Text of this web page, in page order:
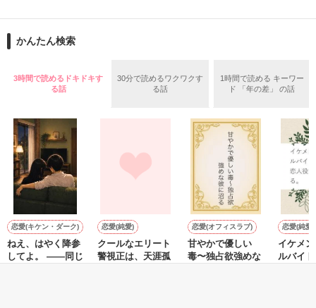
2026.6.5～2026.7.25
＊以前、公開していた話の改稿版です＊
作品を読む
ションの企画戦略室で働いている。
めた、同期で恋人の石垣守（26）がいるのだが、後輩の姫原由
いた。
守と由羅から『便利屋雛子』と馬鹿にされ、一人こっそり泣い
た上、同居まで提案してきて──？
鷹哉『宜しくな、俺の雛子』🦅
雛子『俺の……ひぃ、雛子？！！！』🐥
シゴデキで冷徹な上司が見せる素顔は、なぜか想像以上に甘く
※表紙も作中使用の画像も全てフリー素材です。
※執筆期間2026.6.3〜7.20完結です。
かんたん検索
3時間で読めるドキドキす
る話
30分で読めるワクワクす
る話
1時間で読める キーワー
ド 「年の差」 の話
恋愛(キケン・ダーク)
ねえ、はやく降参
してよ。 ――同じ
恋愛(純愛)
クールなエリート
警視正は、天涯孤
恋愛(オフィスラブ)
甘やかで優しい
毒〜独占欲強めな
恋愛(純愛)
イケメ
ルバイ